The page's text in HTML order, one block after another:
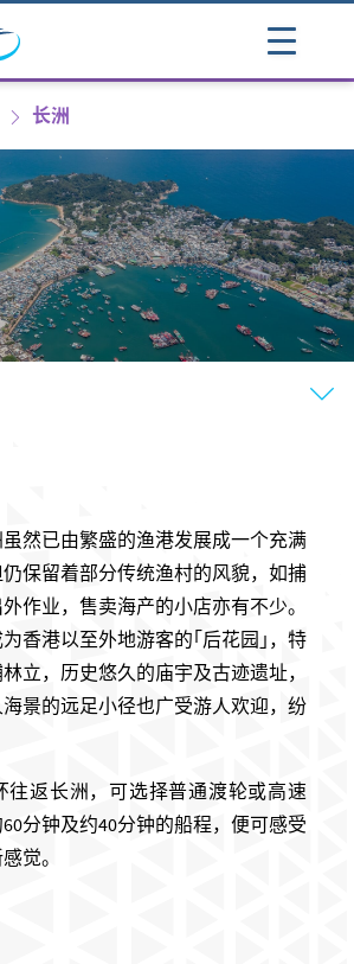
长洲
然已由繁盛的渔港发展成一个充满
保留着部分传统渔村的风貌，如捕
作业，售卖海产的小店亦有不少。
香港以至外地游客的｢后花园 ｣ ，特
立，历史悠久的庙宇及古迹遗址，
景的远足小径也广受游人欢迎，纷
往返长洲，可选择普通渡轮或高速
60分钟及约40分钟的船程，便可感受
觉。